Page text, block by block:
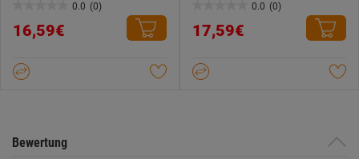
0.0 (0)
von
Sternen.
16,59€
0.0 (0)
von
Sternen.
17,59€
Bewertung